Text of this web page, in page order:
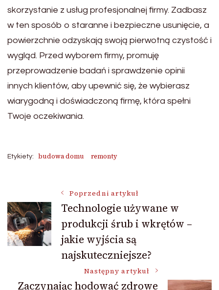
skorzystanie z usług profesjonalnej firmy. Zadbasz
w ten sposób o staranne i bezpieczne usunięcie, a
powierzchnie odzyskają swoją pierwotną czystość i
wygląd. Przed wyborem firmy, promuję
przeprowadzenie badań i sprawdzenie opinii
innych klientów, aby upewnić się, że wybierasz
wiarygodną i doświadczoną firmę, która spełni
Twoje oczekiwania.
Etykiety: budowa domu remonty
Nawigacja
wpisu
Poprzedni artykuł
Technologie używane w
produkcji śrub i wkrętów –
jakie wyjścia są
najskuteczniejsze?
Następny artykuł
Zaczynając hodować zdrowe